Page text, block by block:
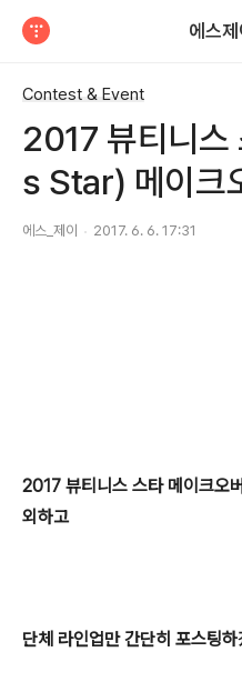
에스
Contest & Event
2017 뷰티니
s Star) 메이크
에스_제이 2017. 6. 6. 17:31
2017 뷰티니스 스타 메이크오
외하고
단체 라인업만 간단히 포스팅